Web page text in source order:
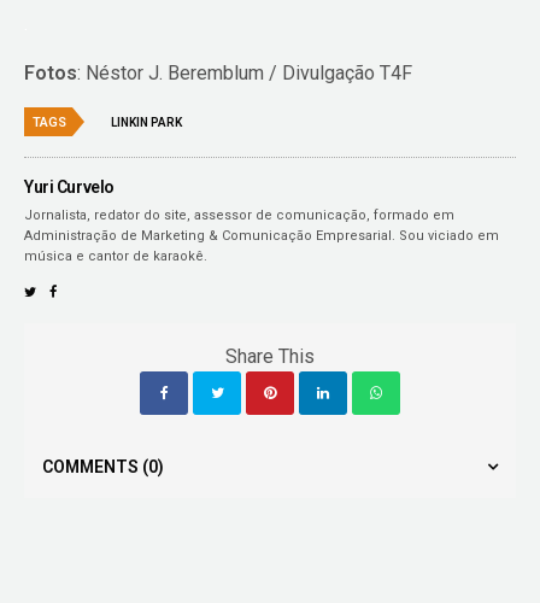
Fotos: Néstor J. Beremblum / Divulgação T4F
TAGS LINKIN PARK
Yuri Curvelo
Jornalista, redator do site, assessor de comunicação, formado em
Administração de Marketing & Comunicação Empresarial. Sou viciado em
música e cantor de karaokê.
Share This
COMMENTS (0)